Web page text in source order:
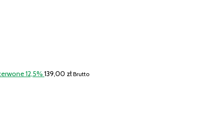
12,5% 139,00 zł Brutto